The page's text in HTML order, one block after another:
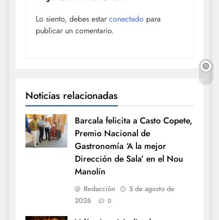
Lo siento, debes estar conectado para
publicar un comentario.
Noticias relacionadas
Barcala felicita a Casto Copete,
Premio Nacional de
Gastronomía ‘A la mejor
Dirección de Sala’ en el Nou
Manolín
Redacción
5 de agosto de
2026
0